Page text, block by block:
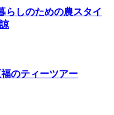
らしのための農スタイ
のティーツアー